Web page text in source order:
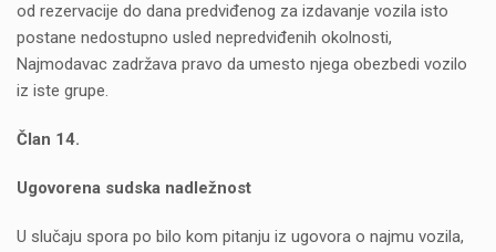
od rezervacije do dana predviđenog za izdavanje vozila isto
postane nedostupno usled nepredviđenih okolnosti,
Najmodavac zadržava pravo da umesto njega obezbedi vozilo
iz iste grupe.
Član 14.
Ugovorena sudska nadležnost
U slučaju spora po bilo kom pitanju iz ugovora o najmu vozila,